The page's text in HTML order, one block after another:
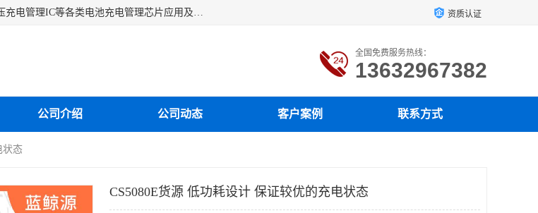
深圳市蓝鲸源科技有限公司是一家专注于开关型充电管理IC、线性充电管理IC、升压充电管理IC等各类电池充电管理芯片应用及芯片销售的企业，多年来公司为众多企业解决充电应用难题，设计缺陷，EMC超量等问题，是一家以充电技术指导为核心的充电芯片销售公司。 资质认证
全国免费服务热线：
13632967382
公司介绍 公司动态 客户案例 联系方式
状态
CS5080E货源 低功耗设计 保证较优的充电状态